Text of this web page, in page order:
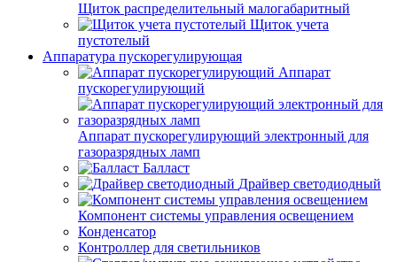
Щиток распределительный малогабаритный
Щиток учета
пустотелый
Аппаратура пускорегулирующая
Аппарат
пускорегулирующий
Аппарат пускорегулирующий электронный для
газоразрядных ламп
Балласт
Драйвер светодиодный
Компонент системы управления освещением
Конденсатор
Контроллер для светильников